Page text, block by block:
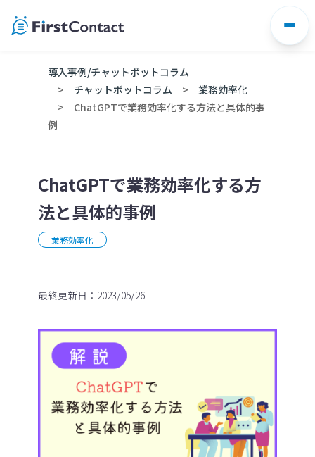
導入事例/チャットボットコラム
チャットボットコラム
業務効率化
ChatGPTで業務効率化する方法と具体的事
例
ChatGPTで業務効率化する方
法と具体的事例
業務効率化
最終更新日：2023/05/26